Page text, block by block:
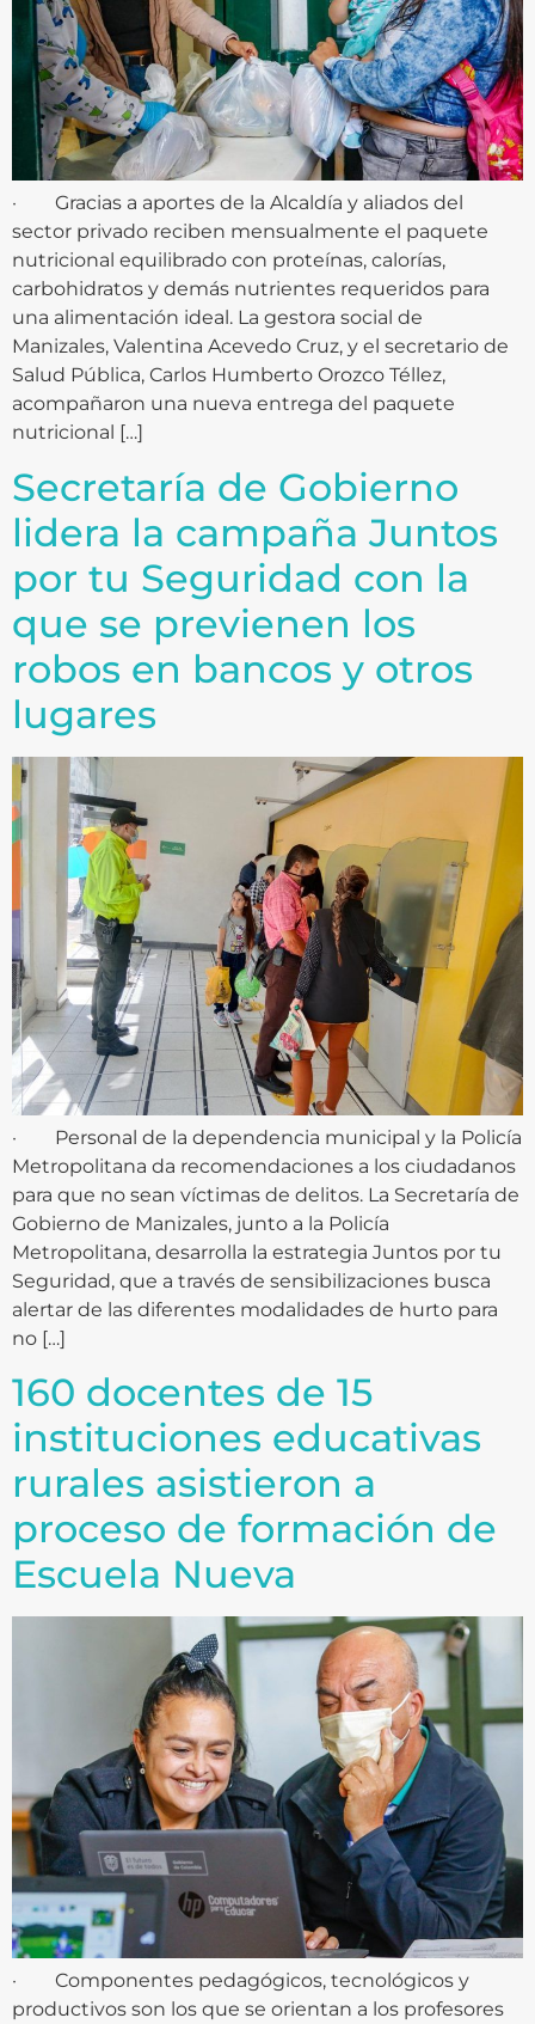
· Gracias a aportes de la Alcaldía y aliados del
sector privado reciben mensualmente el paquete
nutricional equilibrado con proteínas, calorías,
carbohidratos y demás nutrientes requeridos para
una alimentación ideal. La gestora social de
Manizales, Valentina Acevedo Cruz, y el secretario de
Salud Pública, Carlos Humberto Orozco Téllez,
acompañaron una nueva entrega del paquete
nutricional […]
Secretaría de Gobierno
lidera la campaña Juntos
por tu Seguridad con la
que se previenen los
robos en bancos y otros
lugares
· Personal de la dependencia municipal y la Policía
Metropolitana da recomendaciones a los ciudadanos
para que no sean víctimas de delitos. La Secretaría de
Gobierno de Manizales, junto a la Policía
Metropolitana, desarrolla la estrategia Juntos por tu
Seguridad, que a través de sensibilizaciones busca
alertar de las diferentes modalidades de hurto para
no […]
160 docentes de 15
instituciones educativas
rurales asistieron a
proceso de formación de
Escuela Nueva
· Componentes pedagógicos, tecnológicos y
productivos son los que se orientan a los profesores